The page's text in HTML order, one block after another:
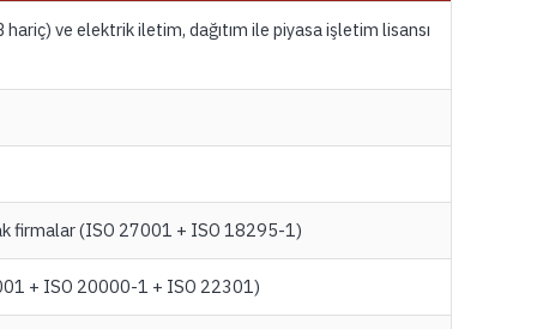
ve elektrik iletim, dağıtım ile piyasa işletim lisansı
firmalar (ISO 27001 + ISO 18295-1)
+ ISO 20000-1 + ISO 22301)